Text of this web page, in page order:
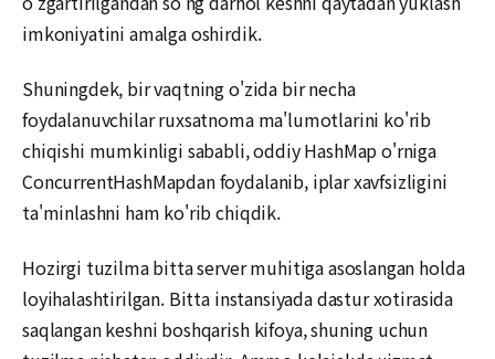
imkoniyatini amalga oshirdik.
Shuningdek, bir vaqtning o'zida bir necha
foydalanuvchilar ruxsatnoma ma'lumotlarini ko'rib
chiqishi mumkinligi sababli, oddiy HashMap o'rniga
ConcurrentHashMapdan foydalanib, iplar xavfsizligini
ta'minlashni ham ko'rib chiqdik.
Hozirgi tuzilma bitta server muhitiga asoslangan holda
loyihalashtirilgan. Bitta instansiyada dastur xotirasida
saqlangan keshni boshqarish kifoya, shuning uchun